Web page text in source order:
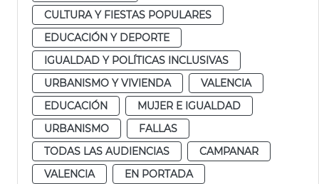
CULTURA Y FIESTAS POPULARES
EDUCACIÓN Y DEPORTE
IGUALDAD Y POLÍTICAS INCLUSIVAS
URBANISMO Y VIVIENDA
VALENCIA
EDUCACIÓN
MUJER E IGUALDAD
URBANISMO
FALLAS
TODAS LAS AUDIENCIAS
CAMPANAR
VALENCIA
EN PORTADA